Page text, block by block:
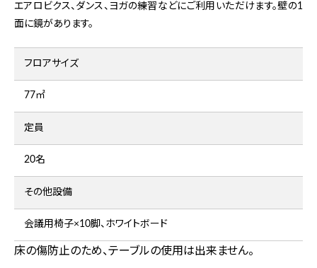
エアロビクス、ダンス、ヨガの練習などにご利用いただけます。壁の1
面に鏡があります。
フロアサイズ
77㎡
定員
20名
その他設備
会議用椅子×10脚、ホワイトボード
床の傷防止のため、テーブルの使用は出来ません。